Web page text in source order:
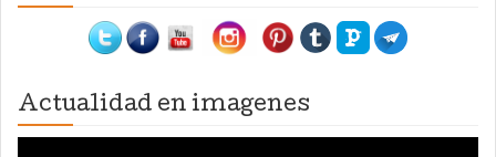
Actualidad en imagenes